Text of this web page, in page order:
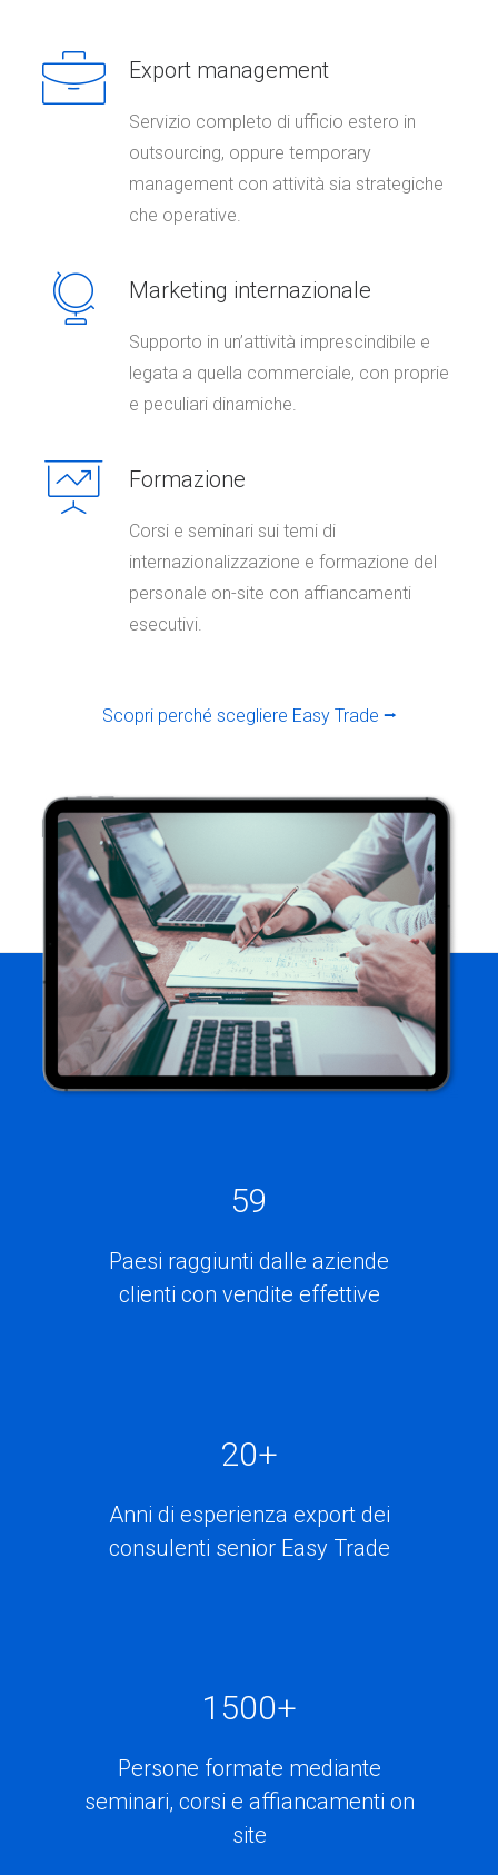
Export management
Servizio completo di ufficio estero in
outsourcing, oppure temporary
management con attività sia strategiche
che operative.
Marketing internazionale
Supporto in un’attività imprescindibile e
legata a quella commerciale, con proprie
e peculiari dinamiche.
Formazione
Corsi e seminari sui temi di
internazionalizzazione e formazione del
personale on-site con affiancamenti
esecutivi.
Scopri perché scegliere Easy Trade ⭢
59
Paesi raggiunti dalle aziende
clienti con vendite effettive
20+
Anni di esperienza export dei
consulenti senior Easy Trade
1500+
Persone formate mediante
seminari, corsi e affiancamenti on
site